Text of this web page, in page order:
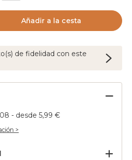
Añadir a la cesta
de fidelidad con este
- desde 5,99 €
>